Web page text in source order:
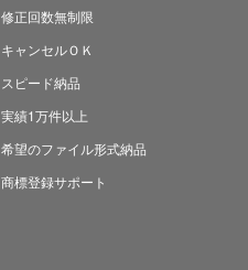
修正回数無制限
キャンセルＯＫ
スピード納品
実績1万件以上
希望のファイル形式納品
商標登録サポート